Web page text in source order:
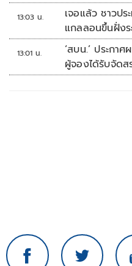
13:03 น.
เจอแล้ว ชาวป
แกลลอนขึ้นฝั่ง
หลายวัน
13:01 น.
‘สบน.’ ประก
ผู้จองได้รับจัดส